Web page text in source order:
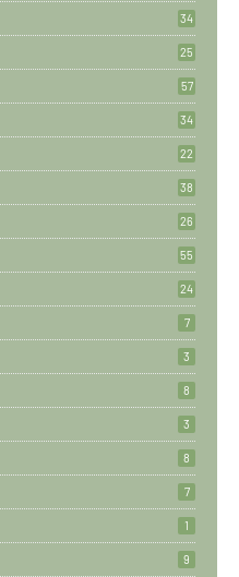
34
25
57
34
22
38
26
55
24
7
3
8
3
8
7
1
9